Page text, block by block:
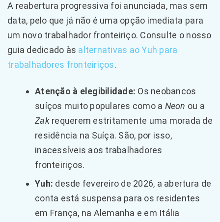
A reabertura progressiva foi anunciada, mas sem
data, pelo que já não é uma opção imediata para
um novo trabalhador fronteiriço. Consulte o nosso
guia dedicado às alternativas ao Yuh para
trabalhadores fronteiriços.
Atenção à elegibilidade: Os neobancos
suíços muito populares como a Neon ou a
Zakrequerem estritamente uma morada de
residência na Suíça. São, por isso,
inacessíveis aos trabalhadores
fronteiriços.
Yuh: desde fevereiro de 2026, a abertura de
conta está suspensa para os residentes
em França, na Alemanha e em Itália